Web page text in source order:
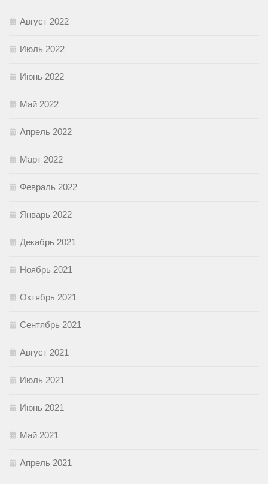
Август 2022
Июль 2022
Июнь 2022
Май 2022
Апрель 2022
Март 2022
Февраль 2022
Январь 2022
Декабрь 2021
Ноябрь 2021
Октябрь 2021
Сентябрь 2021
Август 2021
Июль 2021
Июнь 2021
Май 2021
Апрель 2021